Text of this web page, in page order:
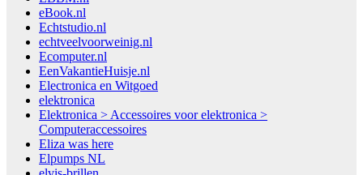
eBook.nl
Echtstudio.nl
echtveelvoorweinig.nl
Ecomputer.nl
EenVakantieHuisje.nl
Electronica en Witgoed
elektronica
Elektronica > Accessoires voor elektronica >
Computeraccessoires
Eliza was here
Elpumps NL